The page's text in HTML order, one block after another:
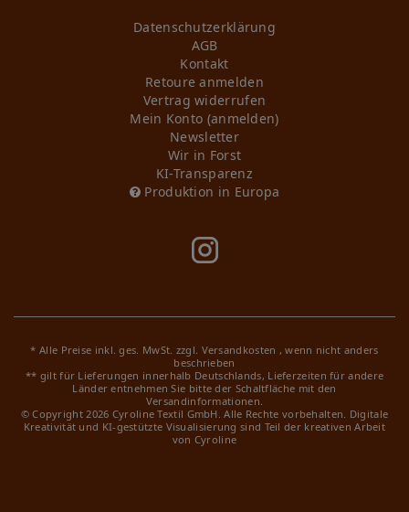
Daten­schutz­erklärung
AGB
Kontakt
Retoure anmelden
Vertrag widerrufen
Mein Konto (anmelden)
Newsletter
Wir in Forst
KI-Transparenz
Produktion in Europa
* Alle Preise inkl. ges. MwSt. zzgl. Versandkosten , wenn nicht anders
beschrieben
** gilt für Lieferungen innerhalb Deutschlands, Lieferzeiten für andere
Länder entnehmen Sie bitte der Schaltfläche mit den
Versandinformationen.
© Copyright 2026 Cyroline Textil GmbH. Alle Rechte vorbehalten. Digitale
Kreativität und KI-gestützte Visualisierung sind Teil der kreativen Arbeit
von Cyroline